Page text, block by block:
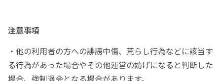
注意事項
・他の利用者の方への誹謗中傷、荒らし行為などに該当す
る行為があった場合やその他運営の妨げになると判断した
場合、強制退会となる場合があります。